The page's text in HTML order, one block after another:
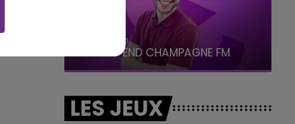
16h00 - 20h00
LE WEEK-END CHAMPAGNE FM
LES JEUX